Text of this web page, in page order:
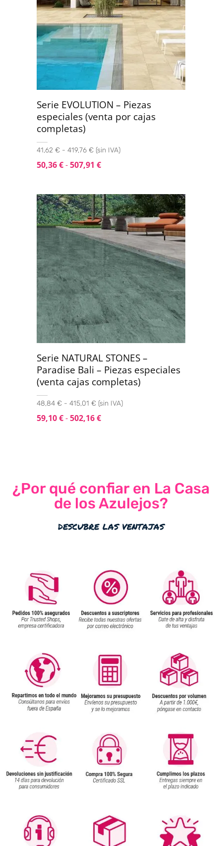
Serie EVOLUTION – Piezas
especiales (venta por cajas
completas)
41,62 € - 419,76 € (sin IVA)
50,36€-507,91 €
Serie NATURAL STONES –
Paradise Bali – Piezas especiales
(venta cajas completas)
48,84 € - 415,01 € (sin IVA)
59,10€-502,16€
¿Por qué confiar en La Casa
de los Azulejos?
descubre las ventajas